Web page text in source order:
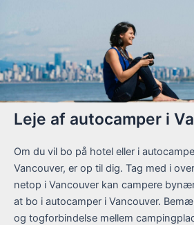
Leje af autocamper i
Om du vil bo på hotel eller i
Vancouver, er op til dig. Tag med i
netop i Vancouver kan campere
at bo i autocamper i Vancouver.
og togforbindelse mellem